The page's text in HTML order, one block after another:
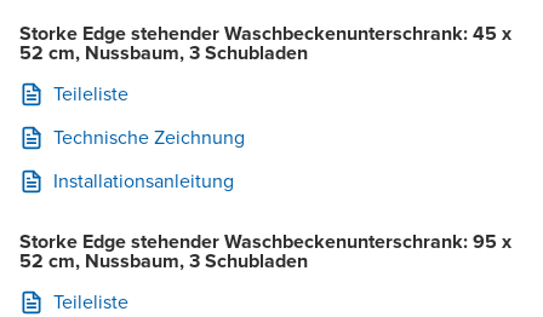
Storke Edge stehender Waschbeckenunterschrank: 45 x
52 cm, Nussbaum, 3 Schubladen
Teileliste
Technische Zeichnung
Installationsanleitung
Storke Edge stehender Waschbeckenunterschrank: 95 x
52 cm, Nussbaum, 3 Schubladen
Teileliste